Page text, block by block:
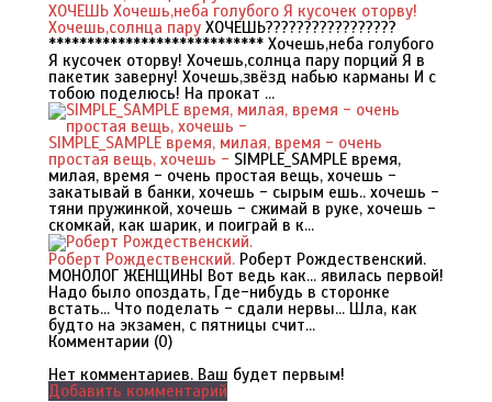
ХОЧЕШЬ Хочешь,неба голубого Я кусочек оторву!
Хочешь,солнца паруХОЧЕШЬ?????????????????
**************************** Хочешь,неба голубого
Я кусочек оторву! Хочешь,солнца пару порций Я в
пакетик заверну! Хочешь,звёзд набью карманы И с
тобою поделюсь! На прокат ...
SIMPLE_SAMPLE время, милая, время - очень
простая вещь, хочешь - SIMPLE_SAMPLE время,
милая, время - очень простая вещь, хочешь -
закатывай в банки, хочешь - сырым ешь.. хочешь -
тяни пружинкой, хочешь - сжимай в руке, хочешь -
скомкай, как шарик, и поиграй в к...
Роберт Рождественский.Роберт Рождественский.
МОНОЛОГ ЖЕНЩИНЫ Вот ведь как... явилась первой!
Надо было опоздать, Где-нибудь в сторонке
встать... Что поделать - сдали нервы... Шла, как
будто на экзамен, с пятницы счит...
Комментарии (0)
Нет комментариев. Ваш будет первым!
Добавить комментарий